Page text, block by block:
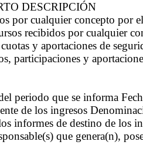
DESCRIPCIÓN
por cualquier concepto
recibidos por cualquier
y aportaciones de
participaciones y
periodo que se informa
de los ingresos
informes de destino de los
que genera(n),